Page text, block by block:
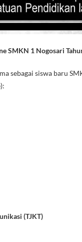
SMKN 1 Nogosari
sebagai siswa baru
(TJKT)